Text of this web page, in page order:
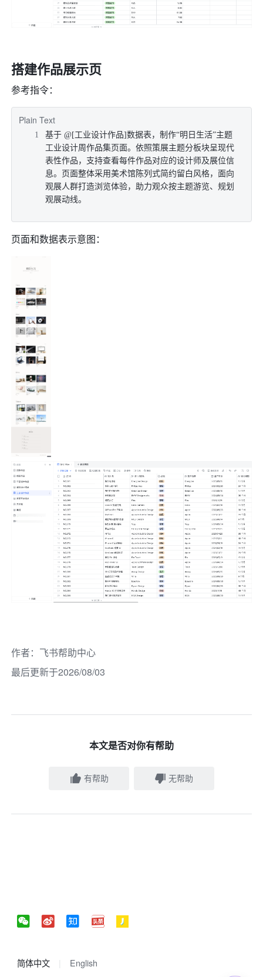
搭建作品展示页
参考指令：
Plain Text
基于 @[工业设计作品]数据表，制作“明日生活”主题
工业设计周作品集页面。依照策展主题分板块呈现代
表性作品，支持查看每件作品对应的设计师及展位信
息。页面整体采用美术馆陈列式简约留白风格，面向
观展人群打造浏览体验，助力观众按主题游览、规划
观展动线。
页面和数据表示意图：
作者： 飞书帮助中心
最后更新于2026/08/03
本文是否对你有帮助
有帮助 无帮助
简体中文 English